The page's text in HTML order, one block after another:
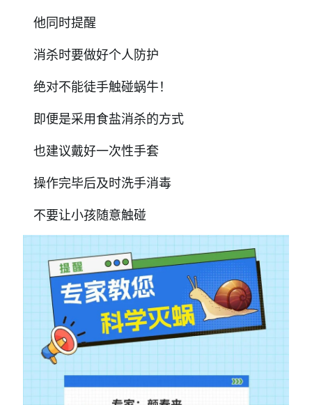
他同时提醒
消杀时要做好个人防护
绝对不能徒手触碰蜗牛！
即便是采用食盐消杀的方式
也建议戴好一次性手套
操作完毕后及时洗手消毒
不要让小孩随意触碰